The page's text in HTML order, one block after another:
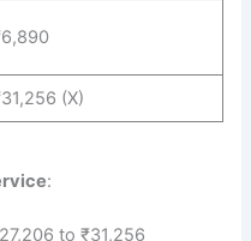
(X)
:
to ₹31,256